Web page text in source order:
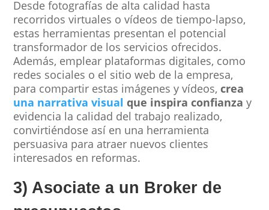
Desde fotografías de alta calidad hasta
recorridos virtuales o vídeos de tiempo-lapso,
estas herramientas presentan el potencial
transformador de los servicios ofrecidos.
Además, emplear plataformas digitales, como
redes sociales o el sitio web de la empresa,
para compartir estas imágenes y vídeos,crea
una narrativa visualque inspira confianza y
evidencia la calidad del trabajo realizado,
convirtiéndose así en una herramienta
persuasiva para atraer nuevos clientes
interesados en reformas.
3) Asociate a un Broker de